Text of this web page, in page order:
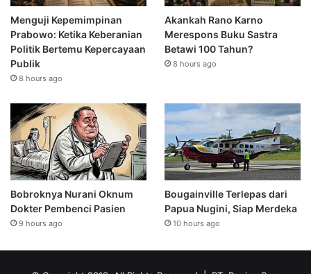
Menguji Kepemimpinan
Prabowo: Ketika Keberanian
Politik Bertemu Kepercayaan
Publik
8 hours ago
Akankah Rano Karno
Merespons Buku Sastra
Betawi 100 Tahun?
8 hours ago
Bobroknya Nurani Oknum
Dokter Pembenci Pasien
9 hours ago
Bougainville Terlepas dari
Papua Nugini, Siap Merdeka
10 hours ago